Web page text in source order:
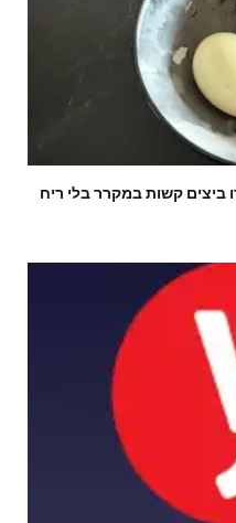
קשות במקרר בלי ריח